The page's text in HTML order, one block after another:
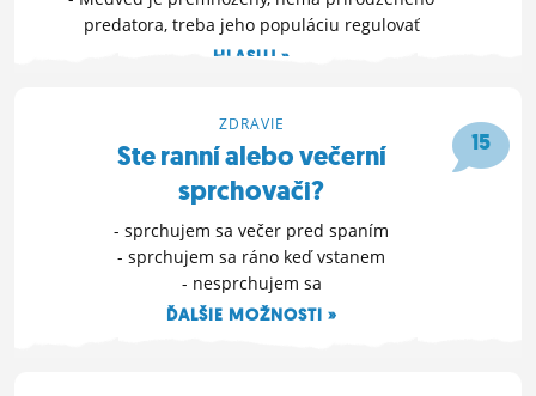
predatora, treba jeho populáciu regulovať
HLASUJ »
15
ZDRAVIE
Ste ranní alebo večerní
sprchovači?
- sprchujem sa večer pred spaním
- sprchujem sa ráno keď vstanem
- nesprchujem sa
ĎALŠIE MOŽNOSTI »